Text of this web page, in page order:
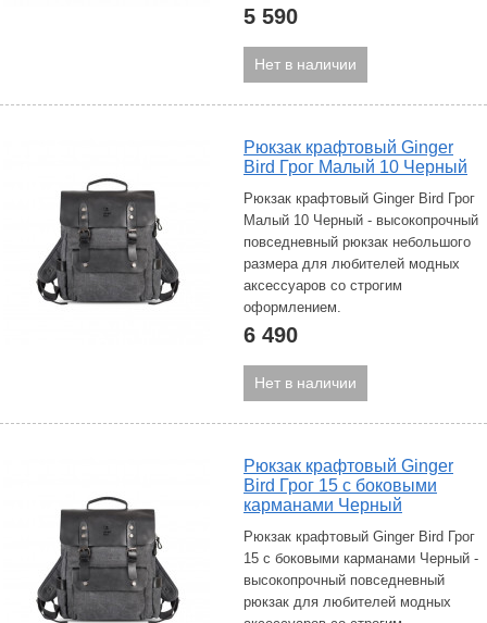
5 590
Нет в наличии
Рюкзак крафтовый Ginger
Bird Грог Малый 10 Черный
Рюкзак крафтовый Ginger Bird Грог
Малый 10 Черный - высокопрочный
повседневный рюкзак небольшого
размера для любителей модных
аксессуаров со строгим
оформлением.
6 490
Нет в наличии
Рюкзак крафтовый Ginger
Bird Грог 15 с боковыми
карманами Черный
Рюкзак крафтовый Ginger Bird Грог
15 с боковыми карманами Черный -
высокопрочный повседневный
рюкзак для любителей модных